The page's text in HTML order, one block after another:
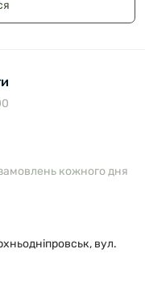
кожного дня
вул.